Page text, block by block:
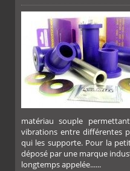
FACEBOOKTWITTERGOOGLEPINTEREST
PLUS
matériau souple
vibrations entre différentes
qui les supporte. Pour la
déposé par une marque
longtemps appelée......